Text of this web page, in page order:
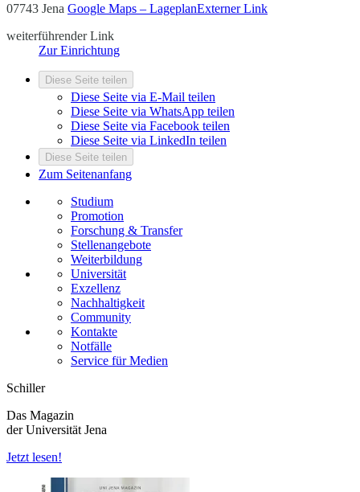
07743 Jena Google Maps – LageplanExterner Link
weiterführender Link
Zur Einrichtung
Diese Seite teilen
Diese Seite via E-Mail teilen
Diese Seite via WhatsApp teilen
Diese Seite via Facebook teilen
Diese Seite via LinkedIn teilen
Diese Seite teilen
Zum Seitenanfang
Studium
Promotion
Forschung & Transfer
Stellenangebote
Weiterbildung
Universität
Exzellenz
Nachhaltigkeit
Community
Kontakte
Notfälle
Service für Medien
Schiller
Das Magazin
der Universität Jena
Jetzt lesen!